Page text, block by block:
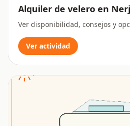
Alquiler de velero en
Ver disponibilidad, consejos y
Ver actividad